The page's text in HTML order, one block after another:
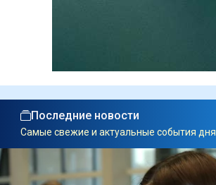
Последние новости
Самые свежие и актуальные события дня